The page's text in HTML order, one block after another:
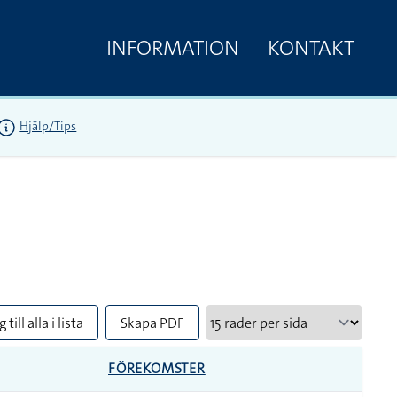
INFORMATION KONTAKT
Hjälp/Tips
till alla i lista Skapa PDF
FÖREKOMSTER